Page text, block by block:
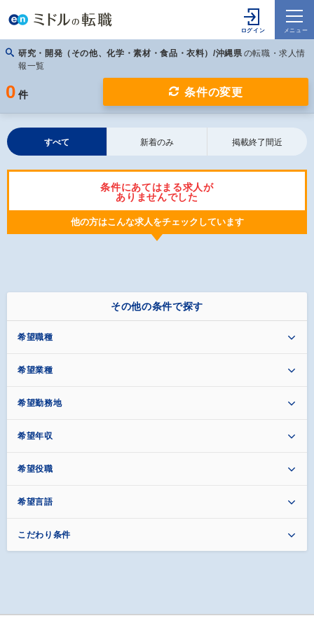
研究・開発（その他、化学・素材・食品・衣料）/沖縄県 の転職・求人情
報一覧
0 件 条件の変更
すべて 新着のみ 掲載終了間近
条件にあてはまる求人が
ありませんでした
他の方はこんな求人をチェックしています
その他の条件で探す
希望職種
希望業種
希望勤務地
希望年収
希望役職
希望言語
こだわり条件